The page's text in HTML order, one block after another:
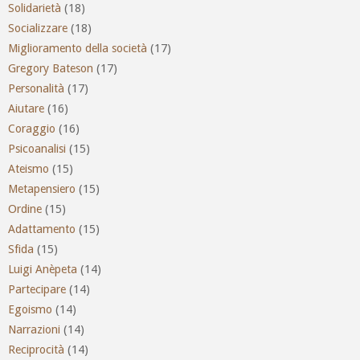
Solidarietà (18)
Socializzare (18)
Miglioramento della società (17)
Gregory Bateson (17)
Personalità (17)
Aiutare (16)
Coraggio (16)
Psicoanalisi (15)
Ateismo (15)
Metapensiero (15)
Ordine (15)
Adattamento (15)
Sfida (15)
Luigi Anèpeta (14)
Partecipare (14)
Egoismo (14)
Narrazioni (14)
Reciprocità (14)